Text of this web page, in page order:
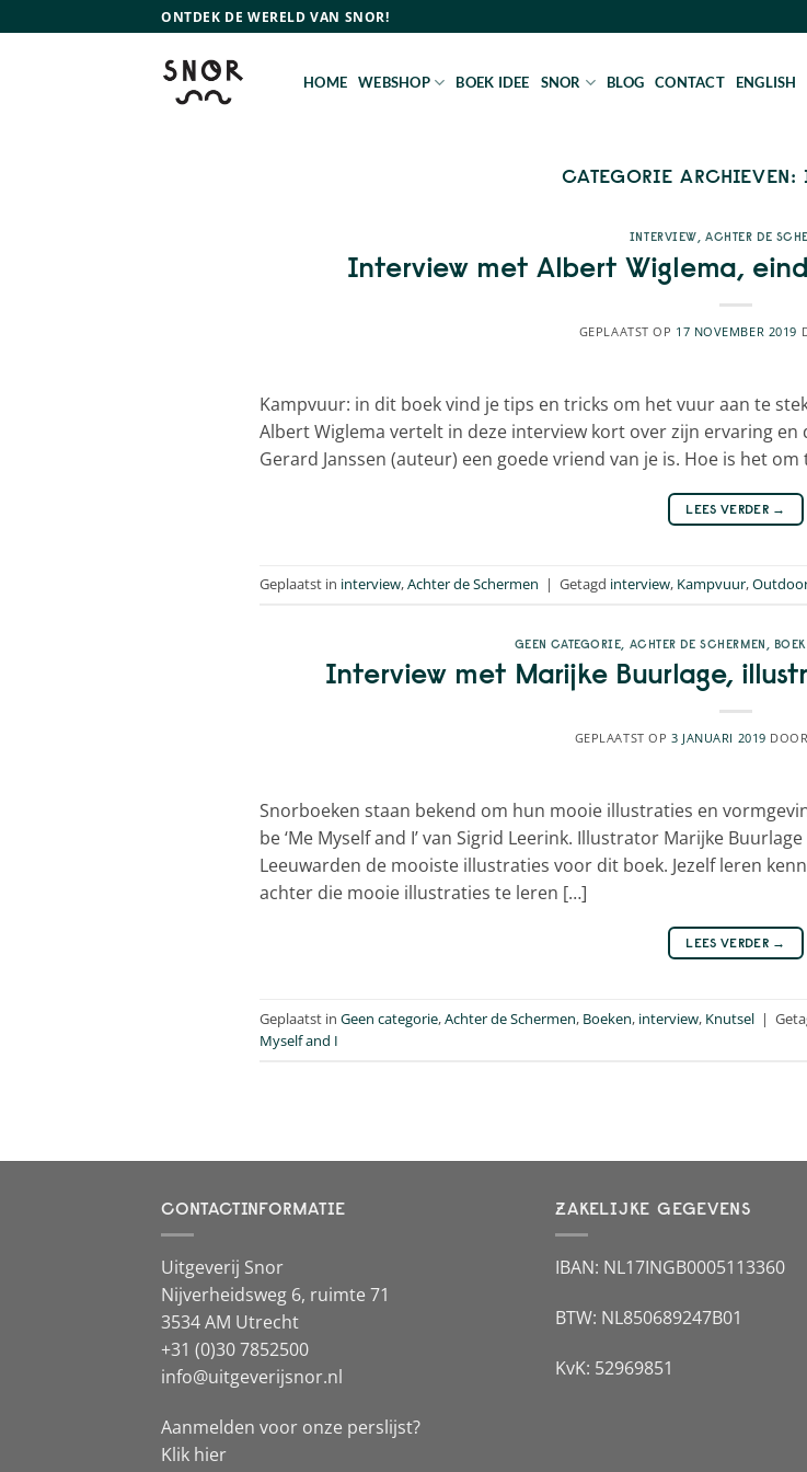
naar
ONTDEK DE WERELD VAN SNOR!
HOME WEBSHOP BOEK IDEE SNOR BLOG CONTACT ENGLISH
CATEGORIE ARCHIEVEN:
INTERVIEW,ACHTER DE
Interview met Albert Wiglema,
GEPLAATST OP 17 NOVEMBER 2019
Kampvuur: in dit boek vind je tips en tricks om het vuur aan te
Albert Wiglema vertelt in deze interview kort over zijn ervaring en
Gerard Janssen (auteur) een goede vriend van je is. Hoe is het
LEES VERDER →
Geplaatst in interview,Achter de Schermen | Getagd interview, Kampvuur,
GEEN CATEGORIE, ACHTER DE SCHERMEN ,
Interview met Marijke Buurlage,
GEPLAATST OP 3 JANUARI 2019 DOOR
Snorboeken staan bekend om hun mooie illustraties en
be ‘Me Myself and I’ van Sigrid Leerink. Illustrator Marijke
Leeuwarden de mooiste illustraties voor dit boek. Jezelf leren
achter die mooie illustraties te leren […]
LEES VERDER →
Geplaatst in Geen categorie,Achter de Schermen, Boeken, interview, Knutsel |
Myself and I
CONTACTINFORMATIE
Uitgeverij Snor
Nijverheidsweg 6, ruimte 71
3534 AM Utrecht
+31 (0)30 7852500
info@uitgeverijsnor.nl
Aanmelden voor onze perslijst?
Klik hier
ZAKELIJKE GEGEVENS
IBAN: NL17INGB0005113360
BTW: NL850689247B01
KvK: 52969851